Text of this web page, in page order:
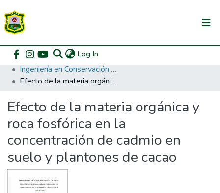
Log In
Communities & Collections
All of DSpace
Home Pregrado
Ingeniería en Conservación de Suelos y Agua
Efecto de la materia orgánica y roca fosfórica en la concentración de cadmio en suelo y plantones de cacao
Efecto de la materia orgánica y
roca fosfórica en la
concentración de cadmio en
suelo y plantones de cacao